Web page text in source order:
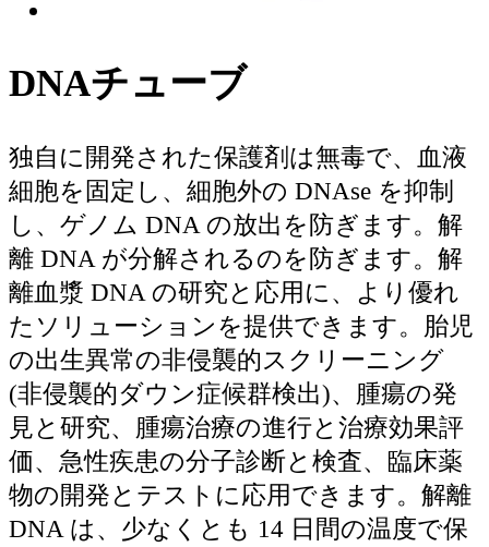
DNAチューブ
独自に開発された保護剤は無毒で、血液
細胞を固定し、細胞外の DNAse を抑制
し、ゲノム DNA の放出を防ぎます。解
離 DNA が分解されるのを防ぎます。解
離血漿 DNA の研究と応用に、より優れ
たソリューションを提供できます。胎児
の出生異常の非侵襲的スクリーニング
(非侵襲的ダウン症候群検出)、腫瘍の発
見と研究、腫瘍治療の進行と治療効果評
価、急性疾患の分子診断と検査、臨床薬
物の開発とテストに応用できます。解離
DNA は、少なくとも 14 日間の温度で保